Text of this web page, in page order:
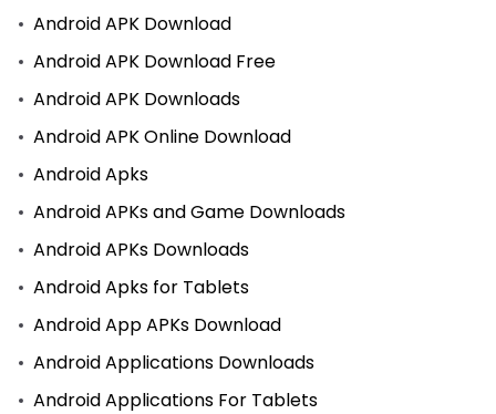
Android APK Download
Android APK Download Free
Android APK Downloads
Android APK Online Download
Android Apks
Android APKs and Game Downloads
Android APKs Downloads
Android Apks for Tablets
Android App APKs Download
Android Applications Downloads
Android Applications For Tablets